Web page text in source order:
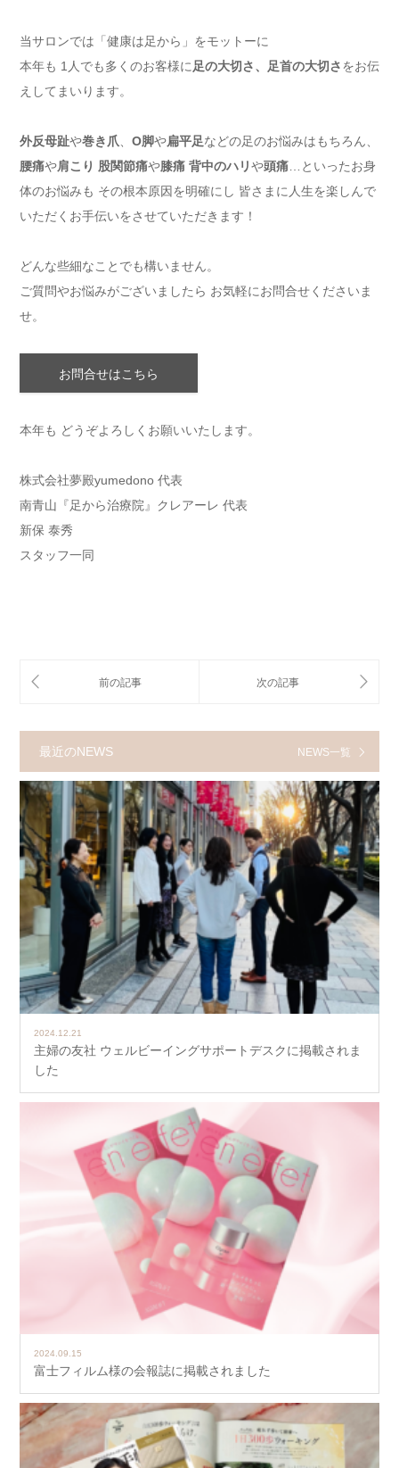
当サロンでは「健康は足から」をモットーに
本年も 1人でも多くのお客様に足の大切さ、足首の大切さをお伝
えしてまいります。
外反母趾や巻き爪、 O脚や扁平足などの足のお悩みはもちろん、
腰痛や肩こり 股関節痛や膝痛 背中のハリや頭痛…といったお身
体のお悩みも その根本原因を明確にし 皆さまに人生を楽しんで
いただくお手伝いをさせていただきます！
どんな些細なことでも構いません。
ご質問やお悩みがございましたら お気軽にお問合せくださいま
せ。
お問合せはこちら
本年も どうぞよろしくお願いいたします。
株式会社夢殿yumedono 代表
南青山『足から治療院』クレアーレ 代表
新保 泰秀
スタッフ一同
最近のNEWS NEWS一覧
2024.12.21
主婦の友社 ウェルビーイングサポートデスクに掲載されま
した
2024.09.15
富士フィルム様の会報誌に掲載されました